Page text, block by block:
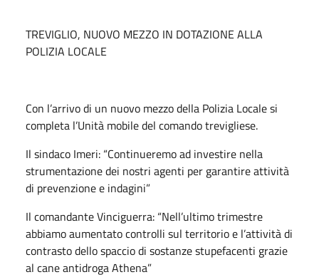
TREVIGLIO, NUOVO MEZZO IN DOTAZIONE ALLA
POLIZIA LOCALE
Con l’arrivo di un nuovo mezzo della Polizia Locale si
completa l’Unità mobile del comando trevigliese.
Il sindaco Imeri: “Continueremo ad investire nella
strumentazione dei nostri agenti per garantire attività
di prevenzione e indagini”
Il comandante Vinciguerra: “Nell’ultimo trimestre
abbiamo aumentato controlli sul territorio e l’attività di
contrasto dello spaccio di sostanze stupefacenti grazie
al cane antidroga Athena”